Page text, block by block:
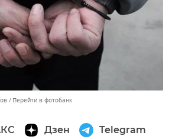
Перейти в фотобанк
Дзен Telegram